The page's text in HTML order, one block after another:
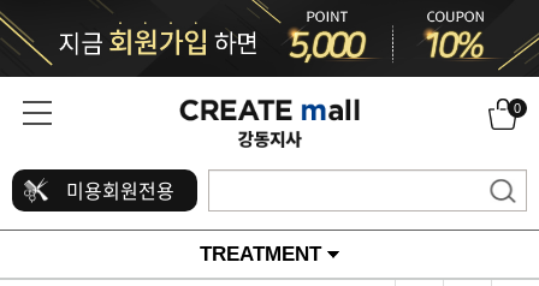
0
미용회원전용
TREATMENT